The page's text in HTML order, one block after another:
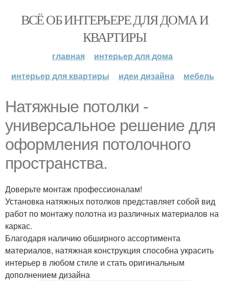
ВСЁ ОБ ИНТЕРЬЕРЕ ДЛЯ ДОМА И
КВАРТИРЫ
главная
интерьер для дома
интерьер для квартиры
идеи дизайна мебель
Натяжные потолки -
универсальное решение для
оформления потолочного
пространства.
Доверьте монтаж профессионалам!
Установка натяжных потолков представляет собой вид
работ по монтажу полотна из различных материалов на
каркас.
Благодаря наличию обширного ассортимента
материалов, натяжная конструкция способна украсить
интерьер в любом стиле и стать оригинальным
дополнением дизайна